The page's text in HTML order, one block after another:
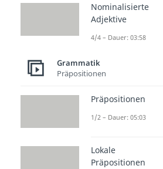
Nominalisierte
Adjektive
4/4 – Dauer: 03:58
Grammatik
Präpositionen
Präpositionen
1/2 – Dauer: 05:03
Lokale
Präpositionen